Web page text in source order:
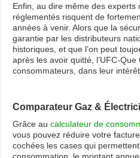
Enfin, au dire même des experts
réglementés risquent de
années à venir. Alors que la
garantie par les distributeurs
historiques, et que l’on peut
après les avoir quitté, l’UFC-
consommateurs, dans leur
Comparateur Gaz &
Grâce au calculateur de
vous pouvez réduire votre
cochées les cases qui